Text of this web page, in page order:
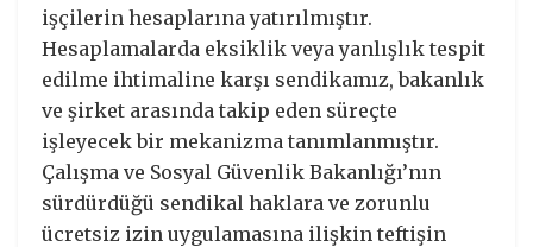
işçilerin hesaplarına yatırılmıştır.
Hesaplamalarda eksiklik veya yanlışlık tespit
edilme ihtimaline karşı sendikamız, bakanlık
ve şirket arasında takip eden süreçte
işleyecek bir mekanizma tanımlanmıştır.
Çalışma ve Sosyal Güvenlik Bakanlığı’nın
sürdürdüğü sendikal haklara ve zorunlu
ücretsiz izin uygulamasına ilişkin teftişin